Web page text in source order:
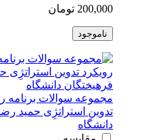
200,000 تومان
ناموجود
مجموعه سوالات برنامه
تدوین استراتژِی حمید
دانشگاه